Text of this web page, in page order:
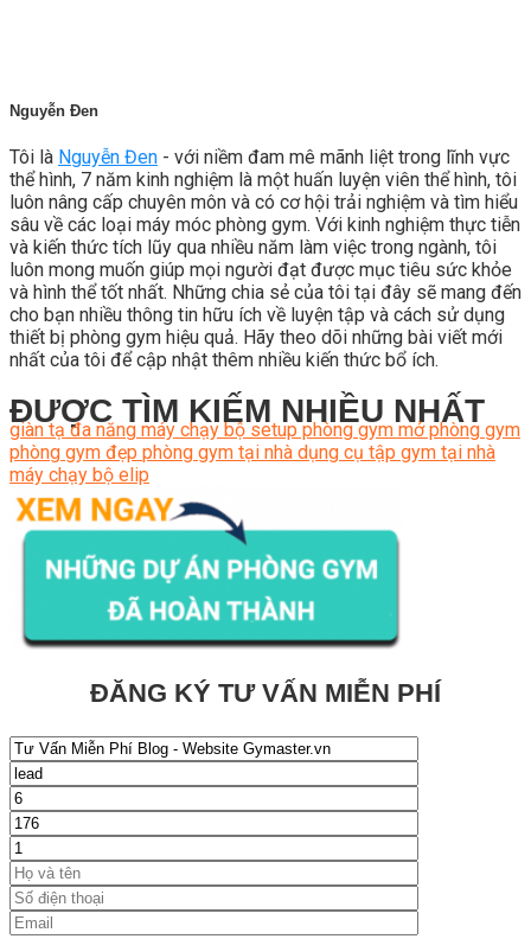
Nguyễn Đen
Tôi là Nguyễn Đen - với niềm đam mê mãnh liệt trong lĩnh vực
thể hình, 7 năm kinh nghiệm là một huấn luyện viên thể hình, tôi
luôn nâng cấp chuyên môn và có cơ hội trải nghiệm và tìm hiểu
sâu về các loại máy móc phòng gym. Với kinh nghiệm thực tiễn
và kiến thức tích lũy qua nhiều năm làm việc trong ngành, tôi
luôn mong muốn giúp mọi người đạt được mục tiêu sức khỏe
và hình thể tốt nhất. Những chia sẻ của tôi tại đây sẽ mang đến
cho bạn nhiều thông tin hữu ích về luyện tập và cách sử dụng
thiết bị phòng gym hiệu quả. Hãy theo dõi những bài viết mới
nhất của tôi để cập nhật thêm nhiều kiến thức bổ ích.
ĐƯỢC TÌM KIẾM NHIỀU NHẤT
giàn tạ đa năng máy chạy bộ setup phòng gym mở phòng gym
phòng gym đẹp phòng gym tại nhà dụng cụ tập gym tại nhà
máy chạy bộ elip
ĐĂNG KÝ TƯ VẤN MIỄN PHÍ